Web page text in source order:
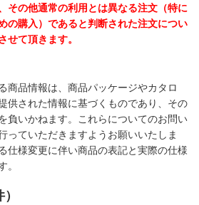
その他通常の利用とは異なる注文（特に
の購入）であると判断された注文につい
せて頂きます。
商品情報は、商品パッケージやカタロ
供された情報に基づくものであり、その
負いかねます。これらについてのお問い
っていただきますようお願いいたしま
仕様変更に伴い商品の表記と実際の仕様